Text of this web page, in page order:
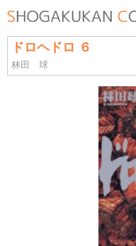
ドロヘドロ ６
林田 球